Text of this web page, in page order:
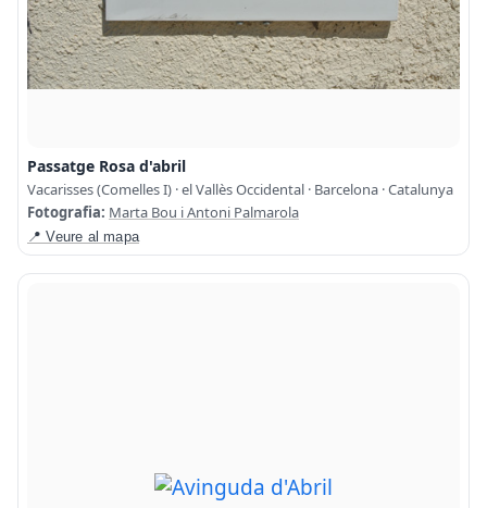
Passatge Rosa d'abril
Vacarisses (Comelles I) · el Vallès Occidental · Barcelona · Catalunya
Fotografia: Marta Bou i Antoni Palmarola
📍 Veure al mapa